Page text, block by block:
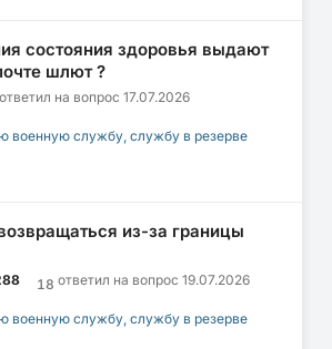
состояния здоровья выдают
шлют ?
ответил на вопрос 17.07.2026
военную службу, службу в резерве
из-за границы
18 ответил на вопрос 19.07.2026
военную службу, службу в резерве